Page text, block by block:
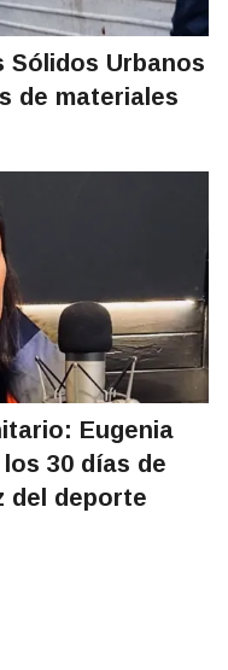
Sólidos Urbanos
de materiales
Eugenia
30 días de
del deporte